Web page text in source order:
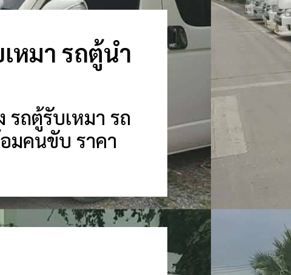
หมา รถตู้นำ
รถตู้รับเหมา รถ
มคนขับ ราคา